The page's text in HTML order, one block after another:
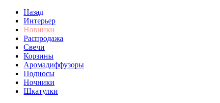
Назад
Интерьер
Новинки
Распродажа
Свечи
Корзины
Аромадиффузоры
Подносы
Ночники
Шкатулки